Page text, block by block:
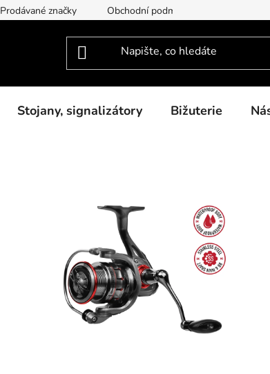
Prodávané značky Obchodní podmínky
Stojany, signalizátory Bižuterie